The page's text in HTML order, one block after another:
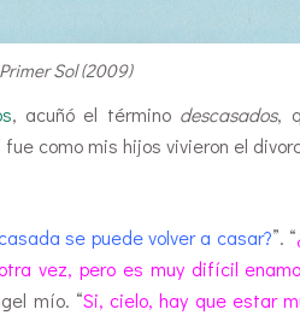
Sol (2009)
, acuñó el término descasados,
fue como mis hijos vivieron el
se puede volver a casar?”. “
vez, pero es muy difícil
mío. “Si, cielo, hay que estar